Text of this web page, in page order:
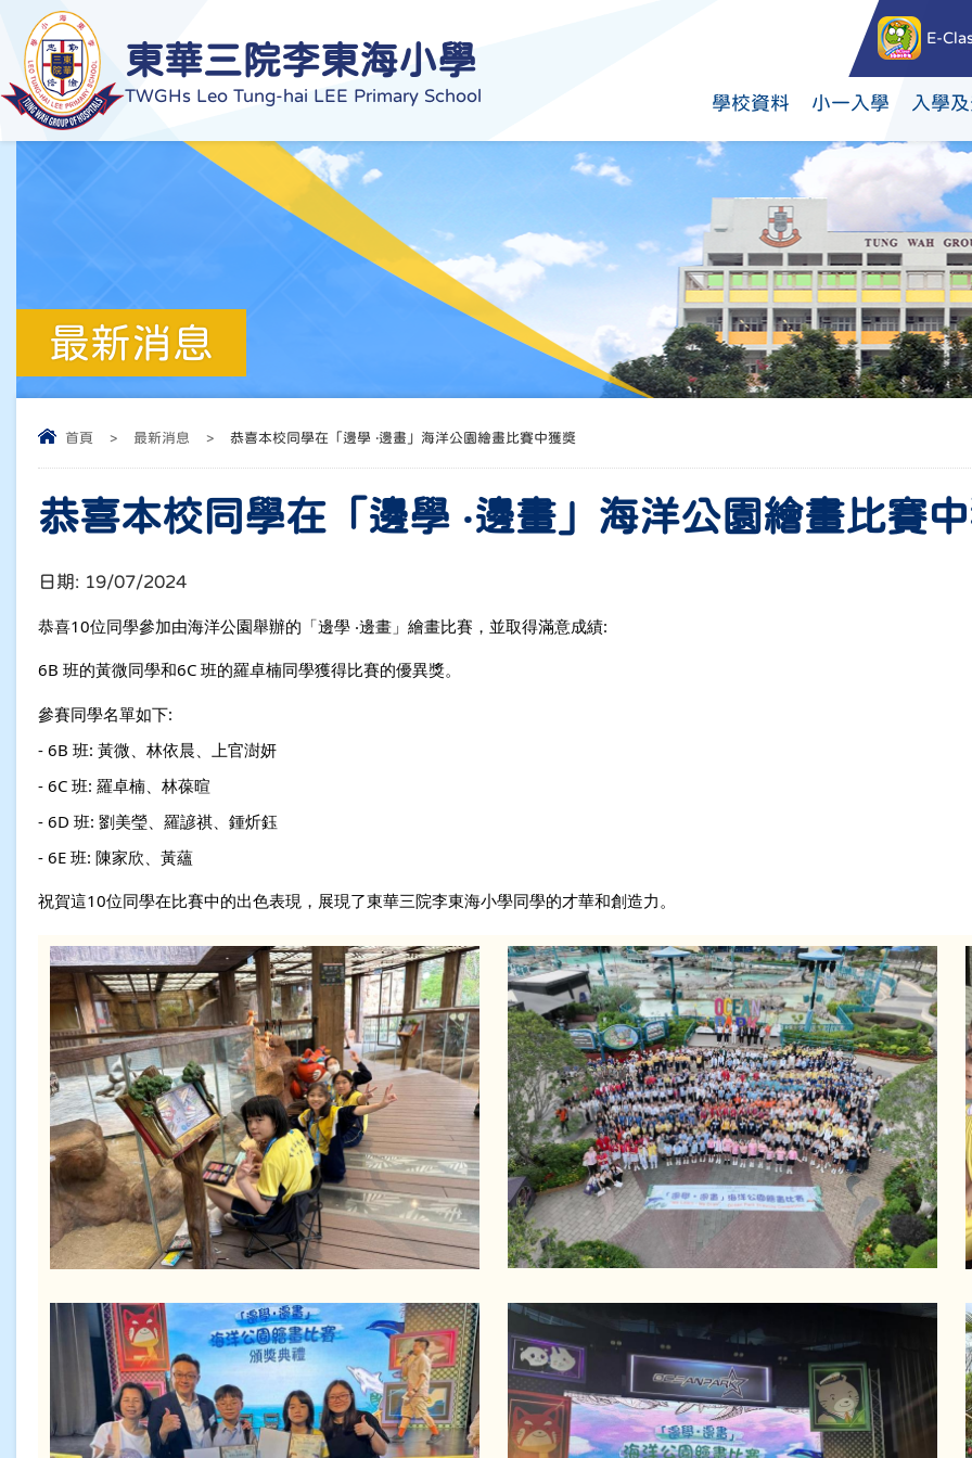
東華三院李東海小學
TWGHs Leo Tung-hai LEE Primary School
E-
學校資料 小一入學 入學
最新消息
首頁 > 最新消息 > 恭喜本校同學在「邊學 ‧邊畫」海洋公園繪畫比賽中獲獎
恭喜本校同學在「邊學 ‧邊畫」海洋公園繪畫比賽
日期: 19/07/2024
恭喜10位同學參加由海洋公園舉辦的「邊學 ‧邊畫」繪畫比賽，並取得滿意成績:
6B 班的黃微同學和6C 班的羅卓楠同學獲得比賽的優異獎。
參賽同學名單如下:
- 6B 班: 黃微、林依晨、上官澍妍
- 6C 班: 羅卓楠、林葆暄
- 6D 班: 劉美瑩、羅諺祺、鍾炘鈺
- 6E 班: 陳家欣、黃蘊
祝賀這10位同學在比賽中的出色表現，展現了東華三院李東海小學同學的才華和創造力。